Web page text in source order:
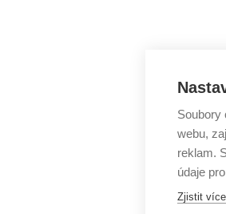
Soubory
webu,
reklam.
údaje
Zjistit více